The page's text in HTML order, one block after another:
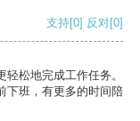
支持[0] 反对[0]
松地完成工作任务。
下班，有更多的时间陪